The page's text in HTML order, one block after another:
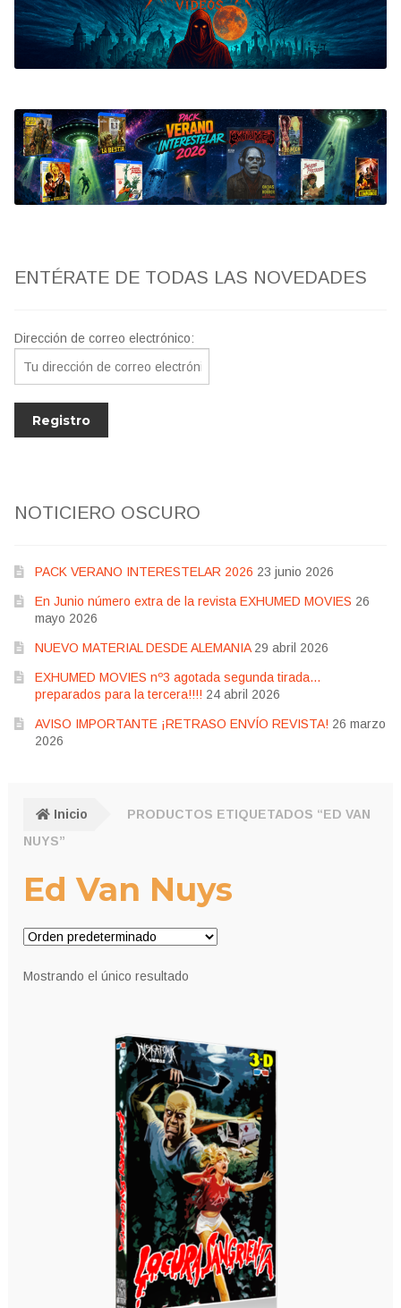
Bluray
Clasificada S
artwork
fantaterror
Jesús Franco
ENTÉRATE DE TODAS LAS NOVEDADES
Dirección de correo electrónico:
NOTICIERO OSCURO
PACK VERANO INTERESTELAR 2026 23 junio 2026
En Junio número extra de la revista EXHUMED MOVIES 26
mayo 2026
NUEVO MATERIAL DESDE ALEMANIA 29 abril 2026
EXHUMED MOVIES nº3 agotada segunda tirada…
preparados para la tercera!!!! 24 abril 2026
AVISO IMPORTANTE ¡RETRASO ENVÍO REVISTA! 26 marzo
2026
Inicio
PRODUCTOS ETIQUETADOS “ED VAN
NUYS”
Ed Van Nuys
Mostrando el único resultado